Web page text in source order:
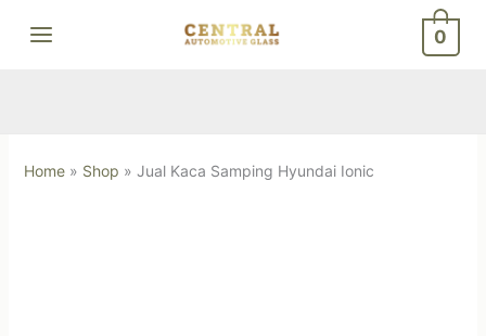
0
Home» Shop » Jual Kaca Samping Hyundai Ionic